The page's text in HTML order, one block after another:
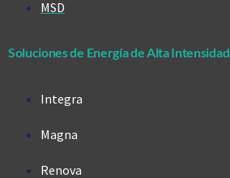
MSD
Soluciones de Energía de Alta Intensidad
Integra
Magna
Renova